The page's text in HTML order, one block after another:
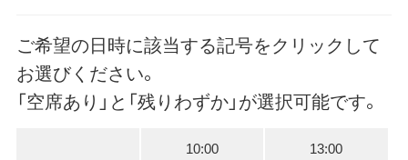
ご希望の日時に該当する記号をクリックして
お選びください。
「空席あり」と「残りわずか」が選択可能です。
10:00
13:00